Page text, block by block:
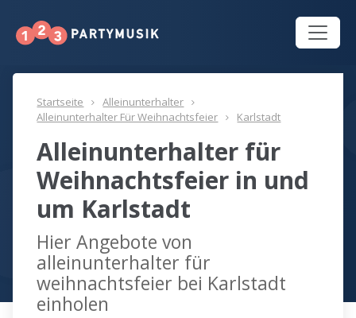
Startseite
Alleinunterhalter
Alleinunterhalter Für Weihnachtsfeier
Karlstadt
Alleinunterhalter für
Weihnachtsfeier in und
um Karlstadt
Hier Angebote von
alleinunterhalter für
weihnachtsfeier bei Karlstadt
einholen